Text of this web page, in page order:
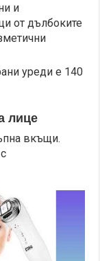
и
от дълбоките
уреди е 140
лице
вкъщи.